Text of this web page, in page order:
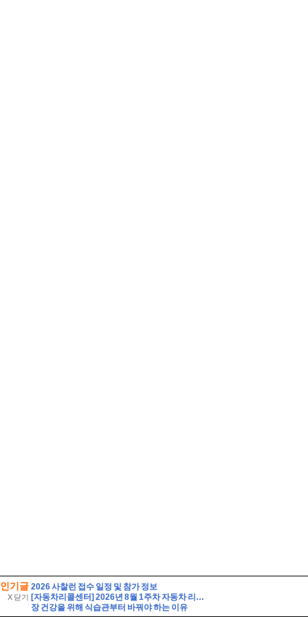
인기글
X 닫기
2026 사찰런 접수 일정 및 참가 정보
[자동차리콜센터] 2026년 8월 1주차 자동차 리콜 및 무상 수리 안내
장 건강을 위해 식습관부터 바꿔야 하는 이유